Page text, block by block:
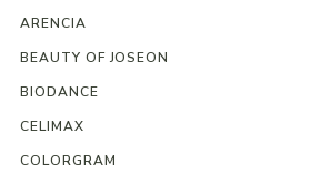
ARENCIA
BEAUTY OF JOSEON
BIODANCE
CELIMAX
COLORGRAM